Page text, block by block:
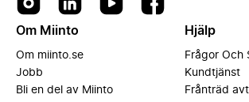
Om Miinto
Om miinto.se
Jobb
Bli en del av Miinto
Hjälp
Frågor Och
Kundtjänst
Frånträd